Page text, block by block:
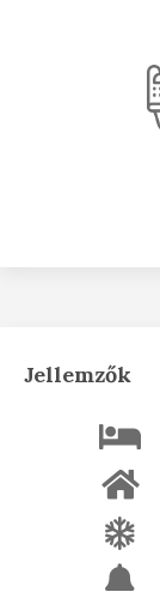
Jellemzők